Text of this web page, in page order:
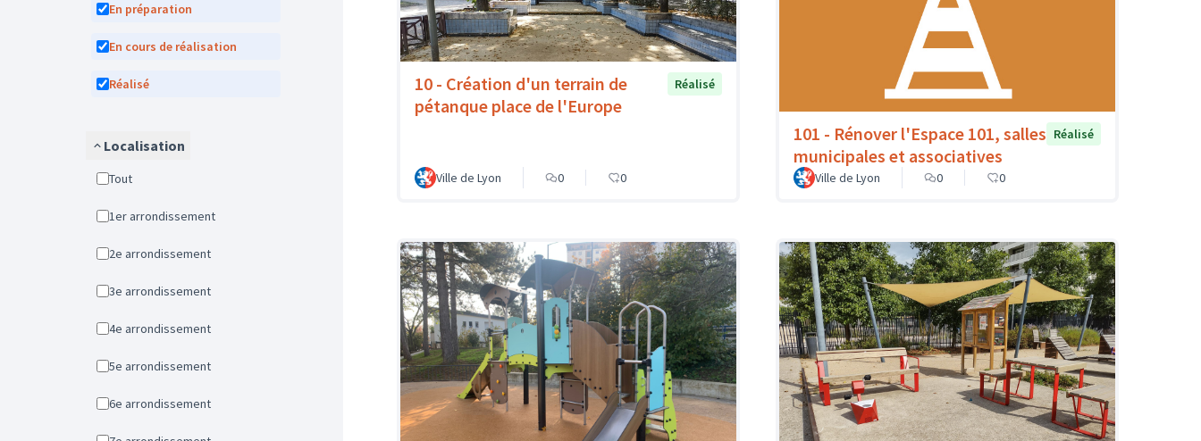
En préparation
En cours de réalisation
Réalisé
Localisation
Tout
1er arrondissement
2e arrondissement
3e arrondissement
4e arrondissement
5e arrondissement
6e arrondissement
10 - Création d'un terrain de
pétanque place de l'Europe
Réalisé
Ville de Lyon 0 0
101 - Rénover l'Espace 101, salles
municipales et associatives
Réalisé
Ville de Lyon 0 0